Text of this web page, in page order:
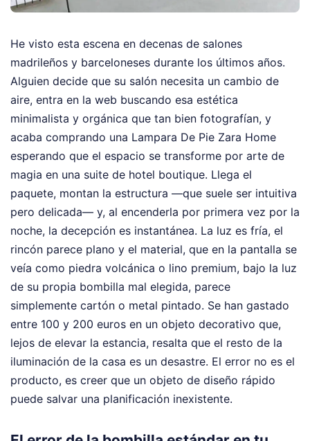
He visto esta escena en decenas de salones
madrileños y barceloneses durante los últimos años.
Alguien decide que su salón necesita un cambio de
aire, entra en la web buscando esa estética
minimalista y orgánica que tan bien fotografían, y
acaba comprando una Lampara De Pie Zara Home
esperando que el espacio se transforme por arte de
magia en una suite de hotel boutique. Llega el
paquete, montan la estructura —que suele ser intuitiva
pero delicada— y, al encenderla por primera vez por la
noche, la decepción es instantánea. La luz es fría, el
rincón parece plano y el material, que en la pantalla se
veía como piedra volcánica o lino premium, bajo la luz
de su propia bombilla mal elegida, parece
simplemente cartón o metal pintado. Se han gastado
entre 100 y 200 euros en un objeto decorativo que,
lejos de elevar la estancia, resalta que el resto de la
iluminación de la casa es un desastre. El error no es el
producto, es creer que un objeto de diseño rápido
puede salvar una planificación inexistente.